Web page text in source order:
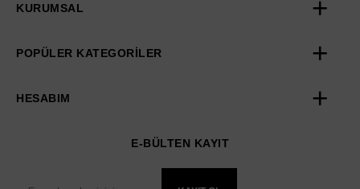
KURUMSAL
POPÜLER KATEGORİLER
HESABIM
E-BÜLTEN KAYIT